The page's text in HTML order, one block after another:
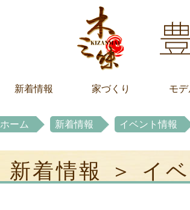
新着情報 家づくり モ
ホーム 新着情報 イベント情報
新着情報 ＞ イ